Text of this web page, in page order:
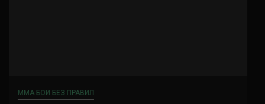
ММА БОИ БЕЗ ПРАВИЛ